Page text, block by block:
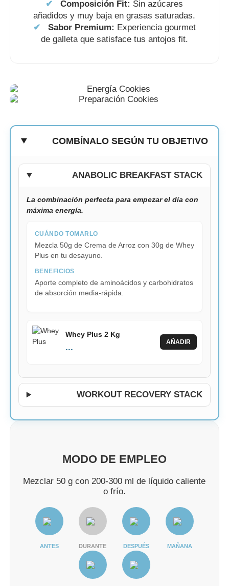
✔ Composición Fit: Sin azúcares
añadidos y muy baja en grasas saturadas.
✔
Sabor Premium: Experiencia gourmet
de galleta que satisface tus antojos fit.
MODO DE EMPLEO
Mezclar 50 g con 200-300 ml de líquido caliente
o frío.
ANTES DURANTE DESPUÉS MAÑANA
COMBÍNALO SEGÚN TU OBJETIVO
ANABOLIC BREAKFAST STACK
La combinación perfecta para empezar el día con
máxima energía.
CUÁNDO TOMARLO
Mezcla 50g de Crema de Arroz con 30g de Whey
Plus en tu desayuno.
BENEFICIOS
Aporte completo de aminoácidos y carbohidratos
de absorción media-rápida.
Whey Plus 2 Kg
...
AÑADIR
WORKOUT RECOVERY STACK